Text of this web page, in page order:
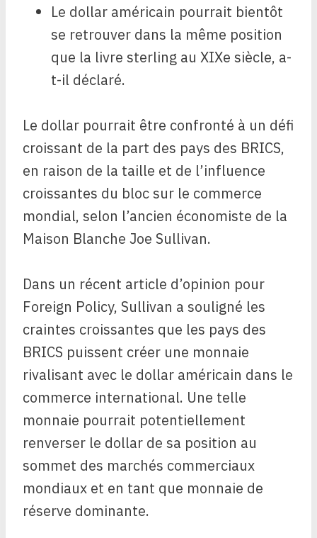
Le dollar américain pourrait bientôt
se retrouver dans la même position
que la livre sterling au XIXe siècle, a-
t-il déclaré.
Le dollar pourrait être confronté à un défi
croissant de la part des pays des BRICS,
en raison de la taille et de l’influence
croissantes du bloc sur le commerce
mondial, selon l’ancien économiste de la
Maison Blanche Joe Sullivan.
Dans un récent article d’opinion pour
Foreign Policy, Sullivan a souligné les
craintes croissantes que les pays des
BRICS puissent créer une monnaie
rivalisant avec le dollar américain dans le
commerce international. Une telle
monnaie pourrait potentiellement
renverser le dollar de sa position au
sommet des marchés commerciaux
mondiaux et en tant que monnaie de
réserve dominante.